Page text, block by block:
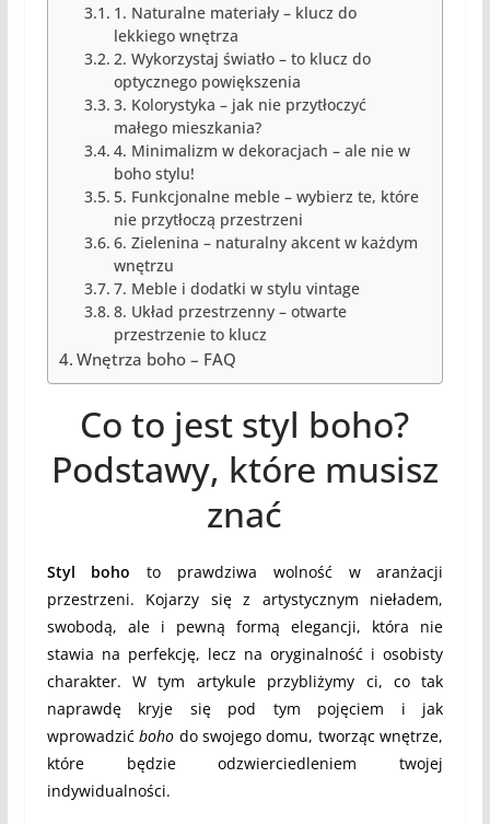
1. Naturalne materiały – klucz do
lekkiego wnętrza
2. Wykorzystaj światło – to klucz do
optycznego powiększenia
3. Kolorystyka – jak nie przytłoczyć
małego mieszkania?
4. Minimalizm w dekoracjach – ale nie w
boho stylu!
5. Funkcjonalne meble – wybierz te, które
nie przytłoczą przestrzeni
6. Zielenina – naturalny akcent w każdym
wnętrzu
7. Meble i dodatki w stylu vintage
8. Układ przestrzenny – otwarte
przestrzenie to klucz
Wnętrza boho – FAQ
Co to jest styl boho?
Podstawy, które musisz
znać
Styl boho to prawdziwa wolność w aranżacji
przestrzeni. Kojarzy się z artystycznym nieładem,
swobodą, ale i pewną formą elegancji, która nie
stawia na perfekcję, lecz na oryginalność i osobisty
charakter. W tym artykule przybliżymy ci, co tak
naprawdę kryje się pod tym pojęciem i jak
wprowadzićboho do swojego domu, tworząc wnętrze,
które będzie odzwierciedleniem twojej
indywidualności.